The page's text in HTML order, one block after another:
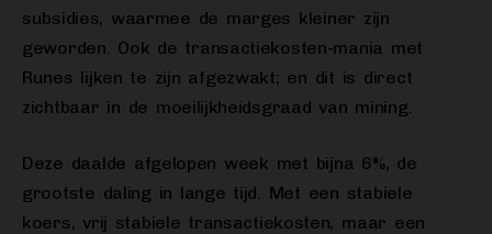
subsidies, waarmee de marges kleiner zijn
geworden. Ook de transactiekosten-mania met
Runes lijken te zijn afgezwakt; en dit is direct
zichtbaar in de moeilijkheidsgraad van mining.
Deze daalde afgelopen week met bijna 6%, de
grootste daling in lange tijd. Met een stabiele
koers, vrij stabiele transactiekosten, maar een